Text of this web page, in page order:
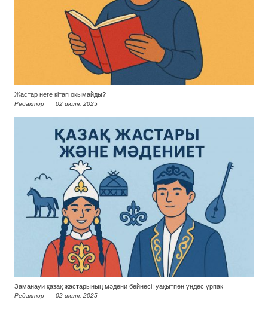
Жастар неге кітап оқымайды?
Редактор 02 июля, 2025
Заманауи қазақ жастарының мәдени бейнесі: уақытпен үндес ұрпақ
Редактор 02 июля, 2025